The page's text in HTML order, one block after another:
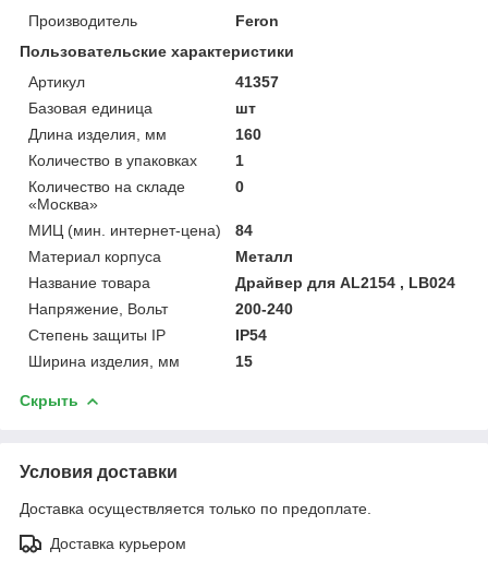
Производитель
Feron
Пользовательские характеристики
Артикул
41357
Базовая единица
шт
Длина изделия, мм
160
Количество в упаковках
1
Количество на складе
«Москва»
0
МИЦ (мин. интернет-цена)
84
Материал корпуса
Металл
Название товара
Драйвер для AL2154 , LB024
Напряжение, Вольт
200-240
Степень защиты IP
IP54
Ширина изделия, мм
15
Скрыть
Условия доставки
Доставка осуществляется только по предоплате.
Доставка курьером